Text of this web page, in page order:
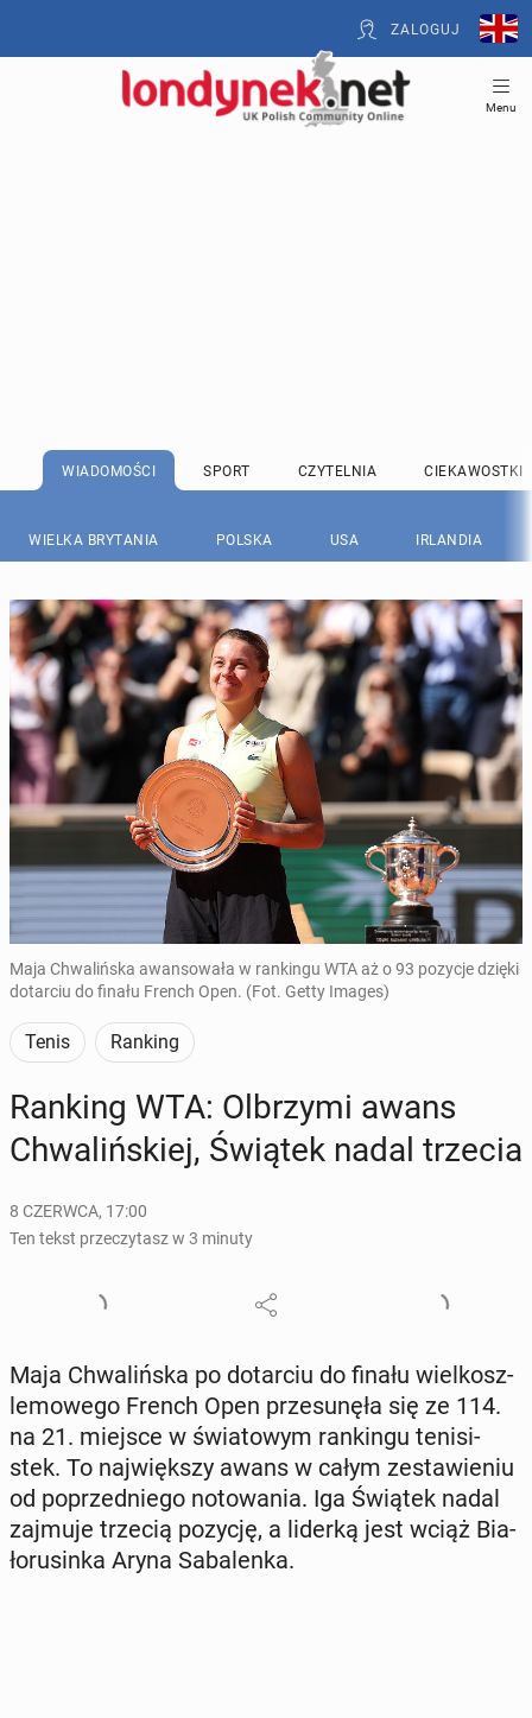
ZALOGUJ
Menu
WIADOMOŚCI SPORT CZYTELNIA CIEKAWOSTKI
WIELKA BRYTANIA POLSKA USA IRLANDIA
Maja Chwalińska awansowała w rankingu WTA aż o 93 pozycje dzięki
dotarciu do finału French Open. (Fot. Getty Images)
Tenis Ranking
Ranking WTA: Ol­brzy­mi awans
Chwa­liń­skiej, Świątek nadal trzecia
8 CZERWCA, 17:00
Ten tekst przeczytasz w 3 minuty
Maja Chwa­liń­ska po do­tar­ciu do finału wiel­kosz­
le­mo­we­go French Open prze­su­nę­ła się ze 114.
na 21. miejsce w świa­to­wym ran­kin­gu te­ni­si­
stek. To naj­więk­szy awans w całym ze­sta­wie­niu
od po­przed­nie­go no­to­wa­nia. Iga Świątek nadal
zajmuje trzecią pozycję, a liderką jest wciąż Bia­
ło­ru­sin­ka Aryna Sa­ba­len­ka.